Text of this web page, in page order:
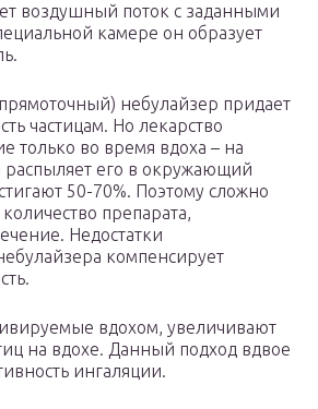
воздушный поток с заданными
камере он образует
небулайзер придает
частицам. Но лекарство
только во время вдоха – на
распыляет его в окружающий
50-70%. Поэтому сложно
количество препарата,
Недостатки
компенсирует
вдохом, увеличивают
на вдохе. Данный подход вдвое
ингаляции.